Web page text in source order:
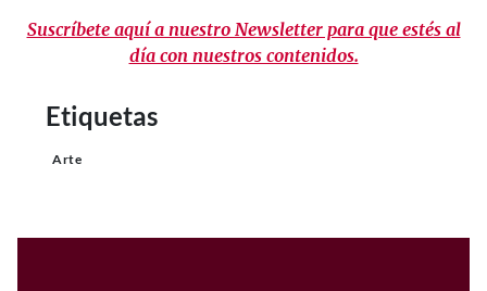
Suscríbete aquí a nuestro Newsletter para que estés al
día con nuestros contenidos.
Etiquetas
Arte